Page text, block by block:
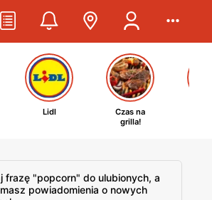
Lidl
Czas na
grilla!
frazę "popcorn" do ulubionych, a
powiadomienia o nowych